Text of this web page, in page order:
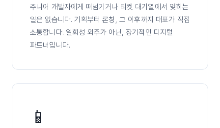
주니어 개발자에게 떠넘기거나 티켓 대기열에서 잊히는
일은 없습니다. 기획부터 론칭, 그 이후까지 대표가 직접
소통합니다. 일회성 외주가 아닌, 장기적인 디지털
파트너입니다.
📱